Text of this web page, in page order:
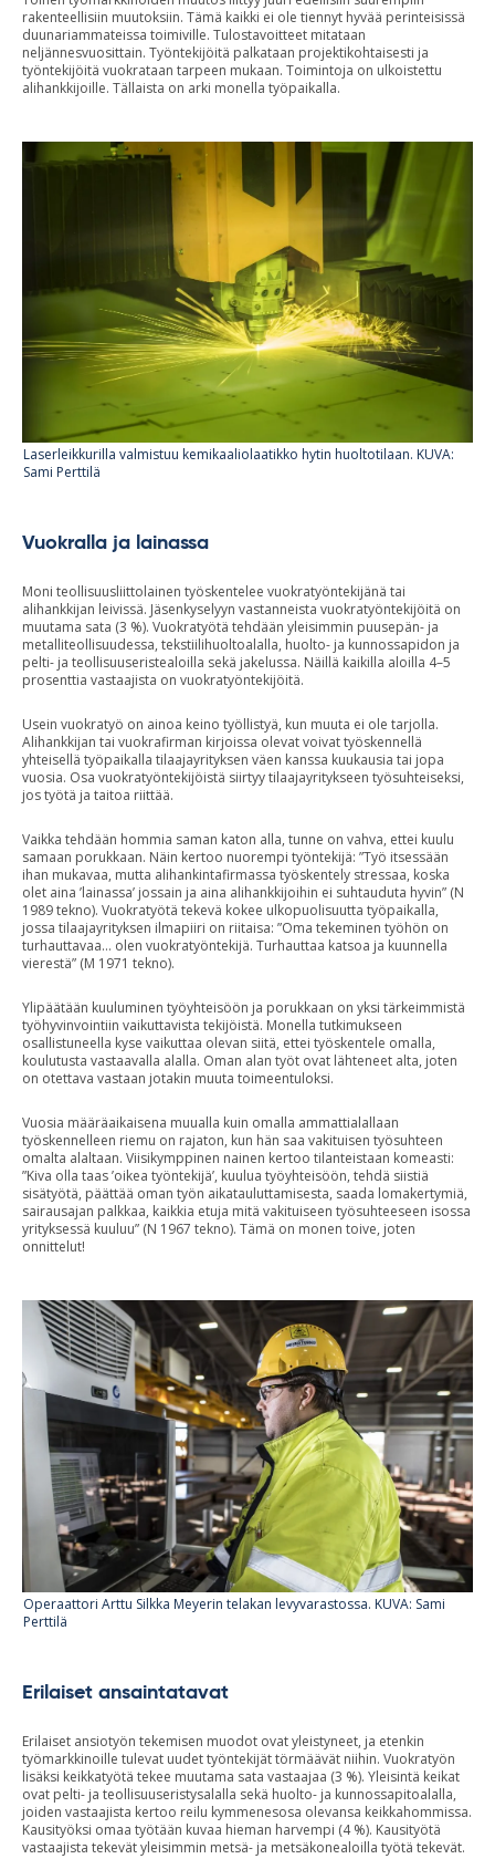
rakenteellisiin muutoksiin. Tämä kaikki ei ole tiennyt hyvää perinteisissä
duunariammateissa toimiville. Tulostavoitteet mitataan
neljännesvuosittain. Työntekijöitä palkataan projektikohtaisesti ja
työntekijöitä vuokrataan tarpeen mukaan. Toimintoja on ulkoistettu
alihankkijoille. Tällaista on arki monella työpaikalla.
Laserleikkurilla valmistuu kemikaaliolaatikko hytin huoltotilaan. KUVA:
Sami Perttilä
Vuokralla ja lainassa
Moni teollisuusliittolainen työskentelee vuokratyöntekijänä tai
alihankkijan leivissä. Jäsenkyselyyn vastanneista vuokratyöntekijöitä on
muutama sata (3 %). Vuokratyötä tehdään yleisimmin puusepän- ja
metalliteollisuudessa, tekstiilihuoltoalalla, huolto- ja kunnossapidon ja
pelti- ja teollisuuseristealoilla sekä jakelussa. Näillä kaikilla aloilla 4–5
prosenttia vastaajista on vuokratyöntekijöitä.
Usein vuokratyö on ainoa keino työllistyä, kun muuta ei ole tarjolla.
Alihankkijan tai vuokrafirman kirjoissa olevat voivat työskennellä
yhteisellä työpaikalla tilaajayrityksen väen kanssa kuukausia tai jopa
vuosia. Osa vuokratyöntekijöistä siirtyy tilaajayritykseen työsuhteiseksi,
jos työtä ja taitoa riittää.
Vaikka tehdään hommia saman katon alla, tunne on vahva, ettei kuulu
samaan porukkaan. Näin kertoo nuorempi työntekijä: ”Työ itsessään
ihan mukavaa, mutta alihankintafirmassa työskentely stressaa, koska
olet aina ’lainassa’ jossain ja aina alihankkijoihin ei suhtauduta hyvin” (N
1989 tekno). Vuokratyötä tekevä kokee ulkopuolisuutta työpaikalla,
jossa tilaajayrityksen ilmapiiri on riitaisa: ”Oma tekeminen työhön on
turhauttavaa… olen vuokratyöntekijä. Turhauttaa katsoa ja kuunnella
vierestä” (M 1971 tekno).
Ylipäätään kuuluminen työyhteisöön ja porukkaan on yksi tärkeimmistä
työhyvinvointiin vaikuttavista tekijöistä. Monella tutkimukseen
osallistuneella kyse vaikuttaa olevan siitä, ettei työskentele omalla,
koulutusta vastaavalla alalla. Oman alan työt ovat lähteneet alta, joten
on otettava vastaan jotakin muuta toimeentuloksi.
Vuosia määräaikaisena muualla kuin omalla ammattialallaan
työskennelleen riemu on rajaton, kun hän saa vakituisen työsuhteen
omalta alaltaan. Viisikymppinen nainen kertoo tilanteistaan komeasti:
”Kiva olla taas ’oikea työntekijä’, kuulua työyhteisöön, tehdä siistiä
sisätyötä, päättää oman työn aikatauluttamisesta, saada lomakertymiä,
sairausajan palkkaa, kaikkia etuja mitä vakituiseen työsuhteeseen isossa
yrityksessä kuuluu” (N 1967 tekno). Tämä on monen toive, joten
onnittelut!
Operaattori Arttu Silkka Meyerin telakan levyvarastossa. KUVA: Sami
Perttilä
Erilaiset ansaintatavat
Erilaiset ansiotyön tekemisen muodot ovat yleistyneet, ja etenkin
työmarkkinoille tulevat uudet työntekijät törmäävät niihin. Vuokratyön
lisäksi keikkatyötä tekee muutama sata vastaajaa (3 %). Yleisintä keikat
ovat pelti- ja teollisuuseristysalalla sekä huolto- ja kunnossapitoalalla,
joiden vastaajista kertoo reilu kymmenesosa olevansa keikkahommissa.
Kausityöksi omaa työtään kuvaa hieman harvempi (4 %). Kausityötä
vastaajista tekevät yleisimmin metsä- ja metsäkonealoilla työtä tekevät.